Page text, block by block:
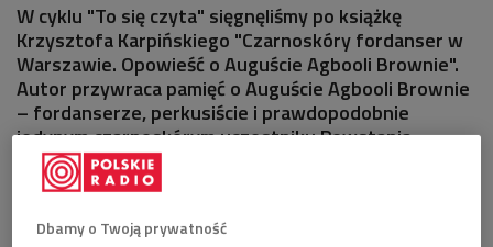
W cyklu "To się czyta" sięgnęliśmy po książkę
Krzysztofa Karpińskiego "Czarnoskóry fordanser w
Warszawie. Opowieść o Auguście Agbooli Brownie".
Autor przywraca pamięć o Auguście Agbooli Brownie
– fordanserze, perkusiście i prawdopodobnie
jedynym czarnoskórym uczestniku Powstania
Warszawskiego. To pierwsza biografia tej
niezwykłej, a wciąż mało znanej postaci.
Dbamy o Twoją prywatność